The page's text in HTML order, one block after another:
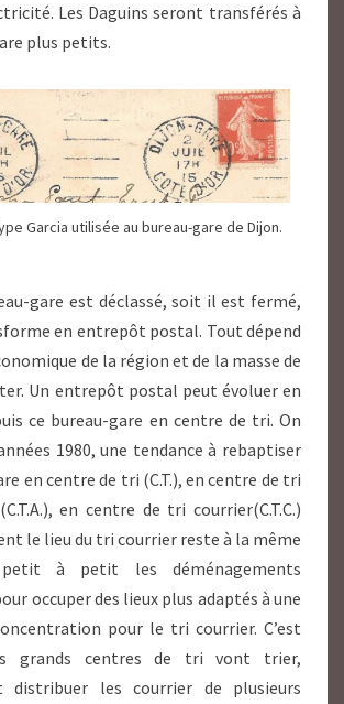
Les Daguins seront transférés à
plus petits.
Garcia utilisée au bureau-gare de Dijon.
gare est déclassé, soit il est fermé,
en entrepôt postal. Tout dépend
de la région et de la masse de
Un entrepôt postal peut évoluer en
ce bureau-gare en centre de tri. On
1980, une tendance à rebaptiser
en centre de tri (C.T.), en centre de tri
en centre de tri courrier(C.T.C.)
le lieu du tri courrier reste à la même
à petit les déménagements
occuper des lieux plus adaptés à une
pour le tri courrier. C’est
grands centres de tri vont trier,
distribuer les courrier de plusieurs